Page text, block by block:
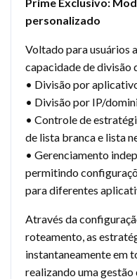
personalizado
Voltado para usuários
capacidade de divisão
• Divisão por
• Divisão por IP/
• Controle de
de lista branca e lista
• Gerenciamento
permitindo
para diferentes
Através da
roteamento, as
instantaneamente em
realizando uma